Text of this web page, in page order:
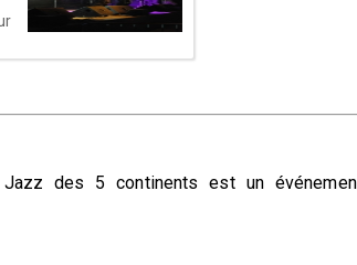
des 5 continents est un